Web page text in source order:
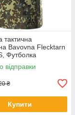
тактична
Bavovna Flecktarn
Футболка
відправки
₴
Купити